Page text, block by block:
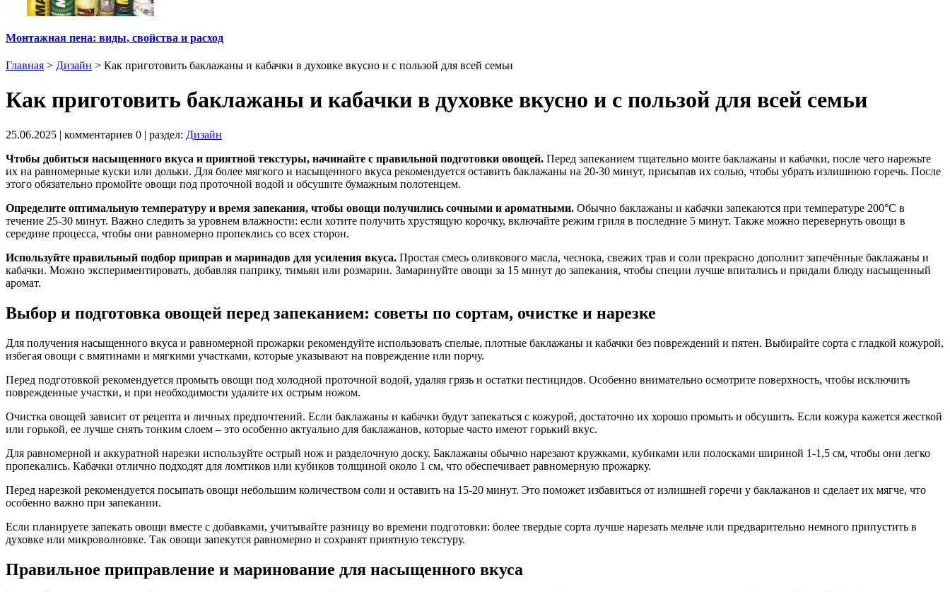
Монтажная пена: виды, свойства и расход
Главная > Дизайн > Как приготовить баклажаны и кабачки в духовке вкусно и с пользой для всей семьи
Как приготовить баклажаны и кабачки в духовке вкусно и с пользой для всей семьи
25.06.2025 | комментариев 0 | раздел: Дизайн
Чтобы добиться насыщенного вкуса и приятной текстуры, начинайте с правильной подготовки овощей. Перед запеканием тщательно моите баклажаны и кабачки, после чего нарежьте
их на равномерные куски или дольки. Для более мягкого и насыщенного вкуса рекомендуется оставить баклажаны на 20-30 минут, присыпав их солью, чтобы убрать излишнюю горечь. После
этого обязательно промойте овощи под проточной водой и обсушите бумажным полотенцем.
Определите оптимальную температуру и время запекания, чтобы овощи получились сочными и ароматными. Обычно баклажаны и кабачки запекаются при температуре 200°C в
течение 25-30 минут. Важно следить за уровнем влажности: если хотите получить хрустящую корочку, включайте режим гриля в последние 5 минут. Также можно перевернуть овощи в
середине процесса, чтобы они равномерно пропеклись со всех сторон.
Используйте правильный подбор приправ и маринадов для усиления вкуса. Простая смесь оливкового масла, чеснока, свежих трав и соли прекрасно дополнит запечённые баклажаны и
кабачки. Можно экспериментировать, добавляя паприку, тимьян или розмарин. Замаринуйте овощи за 15 минут до запекания, чтобы специи лучше впитались и придали блюду насыщенный
аромат.
Выбор и подготовка овощей перед запеканием: советы по сортам, очистке и нарезке
Для получения насыщенного вкуса и равномерной прожарки рекомендуйте использовать спелые, плотные баклажаны и кабачки без повреждений и пятен. Выбирайте сорта с гладкой кожурой,
избегая овощи с вмятинами и мягкими участками, которые указывают на повреждение или порчу.
Перед подготовкой рекомендуется промыть овощи под холодной проточной водой, удаляя грязь и остатки пестицидов. Особенно внимательно осмотрите поверхность, чтобы исключить
поврежденные участки, и при необходимости удалите их острым ножом.
Очистка овощей зависит от рецепта и личных предпочтений. Если баклажаны и кабачки будут запекаться с кожурой, достаточно их хорошо промыть и обсушить. Если кожура кажется жесткой
или горькой, ее лучше снять тонким слоем – это особенно актуально для баклажанов, которые часто имеют горький вкус.
Для равномерной и аккуратной нарезки используйте острый нож и разделочную доску. Баклажаны обычно нарезают кружками, кубиками или полосками шириной 1-1,5 см, чтобы они легко
пропекались. Кабачки отлично подходят для ломтиков или кубиков толщиной около 1 см, что обеспечивает равномерную прожарку.
Перед нарезкой рекомендуется посыпать овощи небольшим количеством соли и оставить на 15-20 минут. Это поможет избавиться от излишней горечи у баклажанов и сделает их мягче, что
особенно важно при запекании.
Если планируете запекать овощи вместе с добавками, учитывайте разницу во времени подготовки: более твердые сорта лучше нарезать мельче или предварительно немного припустить в
духовке или микроволновке. Так овощи запекутся равномерно и сохранят приятную текстуру.
Правильное приправление и маринование для насыщенного вкуса